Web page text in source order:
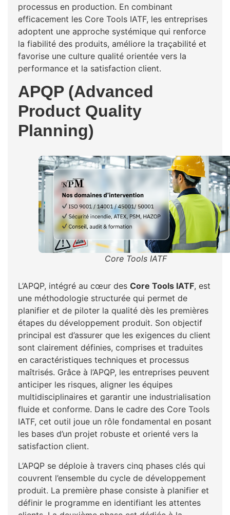
processus en production. En combinant
efficacement les Core Tools IATF, les entreprises
adoptent une approche systémique qui renforce
la fiabilité des produits, améliore la traçabilité et
favorise une culture qualité orientée vers la
performance et la satisfaction client.
APQP (Advanced
Product Quality
Planning)
Core Tools IATF
L’APQP, intégré au cœur des Core Tools IATF, est
une méthodologie structurée qui permet de
planifier et de piloter la qualité dès les premières
étapes du développement produit. Son objectif
principal est d’assurer que les exigences du client
sont clairement définies, comprises et traduites
en caractéristiques techniques et processus
maîtrisés. Grâce à l’APQP, les entreprises peuvent
anticiper les risques, aligner les équipes
multidisciplinaires et garantir une industrialisation
fluide et conforme. Dans le cadre des Core Tools
IATF, cet outil joue un rôle fondamental en posant
les bases d’un projet robuste et orienté vers la
satisfaction client.
L’APQP se déploie à travers cinq phases clés qui
couvrent l’ensemble du cycle de développement
produit. La première phase consiste à planifier et
définir le programme en identifiant les attentes